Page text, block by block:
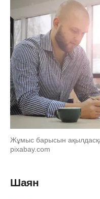
Жұмыс барысын
pixabay.com
Шаян